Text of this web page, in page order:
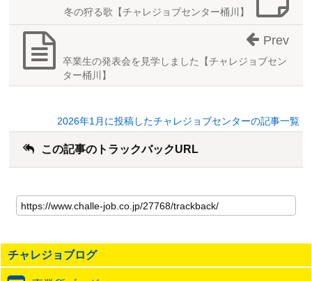
冬の狩る歌【チャレジョブセンター桶川】
卒業生の発表会を見学しました【チャレジョブセン
ター桶川】
Prev
2026年1月に投稿したチャレジョブセンターの記事一覧
この記事のトラックバックURL
の
記
の
ト
チャレジョブログ